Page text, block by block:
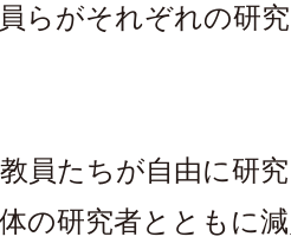
らがそれぞれの研
員たちが自由に研
の研究者とともに